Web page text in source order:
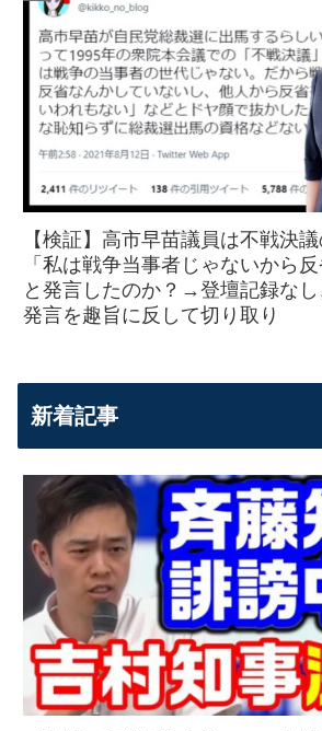
【検証】高市早苗議員は不戦決
「私は戦争当事者じゃないから反
と発言したのか？→登壇記録な
発言を趣旨に反して切り取り
新着記事